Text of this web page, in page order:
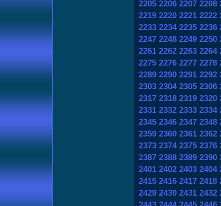
2205 2206 2207 2208
2219 2220 2221 2222
2233 2234 2235 2236
2247 2248 2249 2250
2261 2262 2263 2264
2275 2276 2277 2278
2289 2290 2291 2292
2303 2304 2305 2306
2317 2318 2319 2320
2331 2332 2333 2334
2345 2346 2347 2348
2359 2360 2361 2362
2373 2374 2375 2376
2387 2388 2389 2390
2401 2402 2403 2404
2415 2416 2417 2418
2429 2430 2431 2432